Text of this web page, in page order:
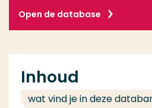
Open de database
Inhoud
wat vind je in deze